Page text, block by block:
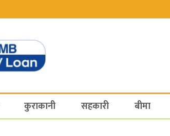
कुराकानी सहकारी बीमा